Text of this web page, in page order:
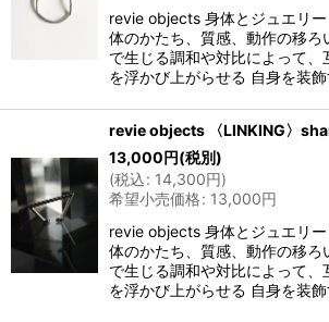
revie objects 身体とジュエリ
体のかたち、質感、動作の移ろ
で生じる調和や対比によって、
を浮かび上がらせる 自身を装
revie objects 〈LINKING〉
13,000円(税別)
(税込: 14,300円)
希望小売価格: 13,000円
revie objects 身体とジュエリ
体のかたち、質感、動作の移ろ
で生じる調和や対比によって、
を浮かび上がらせる 自身を装